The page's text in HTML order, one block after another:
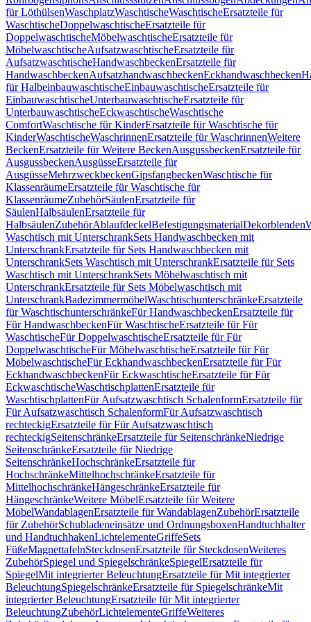
für LöthülsenWaschplatzWaschtischeWaschtischeErsatzteile für
WaschtischeDoppelwaschtischeErsatzteile für
DoppelwaschtischeMöbelwaschtischeErsatzteile für
MöbelwaschtischeAufsatzwaschtischeErsatzteile für
AufsatzwaschtischeHandwaschbeckenErsatzteile für
HandwaschbeckenAufsatzhandwaschbeckenEckhandwaschbecken
für HalbeinbauwaschtischeEinbauwaschtischeErsatzteile für
EinbauwaschtischeUnterbauwaschtischeErsatzteile für
UnterbauwaschtischeEckwaschtischeWaschtische
ComfortWaschtische für KinderErsatzteile für Waschtische für
KinderWaschtischeWaschrinnenErsatzteile für WaschrinnenWeitere
BeckenErsatzteile für Weitere BeckenAusgussbeckenErsatzteile für
AusgussbeckenAusgüsseErsatzteile für
AusgüsseMehrzweckbeckenGipsfangbeckenWaschtische für
KlassenräumeErsatzteile für Waschtische für
KlassenräumeZubehörSäulenErsatzteile für
SäulenHalbsäulenErsatzteile für
HalbsäulenZubehörAblaufdeckelBefestigungsmaterialDekorblenden
Waschtisch mit UnterschrankSets Handwaschbecken mit
UnterschrankErsatzteile für Sets Handwaschbecken mit
UnterschrankSets Waschtisch mit UnterschrankErsatzteile für Sets
Waschtisch mit UnterschrankSets Möbelwaschtisch mit
UnterschrankErsatzteile für Sets Möbelwaschtisch mit
UnterschrankBadezimmermöbelWaschtischunterschränkeErsatzteile
für WaschtischunterschränkeFür HandwaschbeckenErsatzteile für
Für HandwaschbeckenFür WaschtischeErsatzteile für Für
WaschtischeFür DoppelwaschtischeErsatzteile für Für
DoppelwaschtischeFür MöbelwaschtischeErsatzteile für Für
MöbelwaschtischeFür EckhandwaschbeckenErsatzteile für Für
EckhandwaschbeckenFür EckwaschtischeErsatzteile für Für
EckwaschtischeWaschtischplattenErsatzteile für
WaschtischplattenFür Aufsatzwaschtisch SchalenformErsatzteile für
Für Aufsatzwaschtisch SchalenformFür Aufsatzwaschtisch
rechteckigErsatzteile für Für Aufsatzwaschtisch
rechteckigSeitenschränkeErsatzteile für SeitenschränkeNiedrige
SeitenschränkeErsatzteile für Niedrige
SeitenschränkeHochschränkeErsatzteile für
HochschränkeMittelhochschränkeErsatzteile für
MittelhochschränkeHängeschränkeErsatzteile für
HängeschränkeWeitere MöbelErsatzteile für Weitere
MöbelWandablagenErsatzteile für WandablagenZubehörErsatzteile
für ZubehörSchubladeneinsätze und OrdnungsboxenHandtuchhalter
und HandtuchhakenLichtelementeGriffeSets
FüßeMagnettafelnSteckdosenErsatzteile für SteckdosenWeiteres
ZubehörSpiegel und SpiegelschränkeSpiegelErsatzteile für
SpiegelMit integrierter BeleuchtungErsatzteile für Mit integrierter
BeleuchtungSpiegelschränkeErsatzteile für SpiegelschränkeMit
integrierter BeleuchtungErsatzteile für Mit integrierter
BeleuchtungZubehörLichtelementeGriffeWeiteres